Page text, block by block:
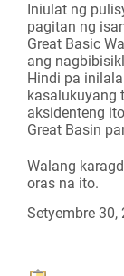
Iniulat ng
pagitan ng
Great Basic
ang
Hindi pa
kasalukuyang
aksidenteng
Great Basin
Walang
oras na ito.
Setyembre 30,